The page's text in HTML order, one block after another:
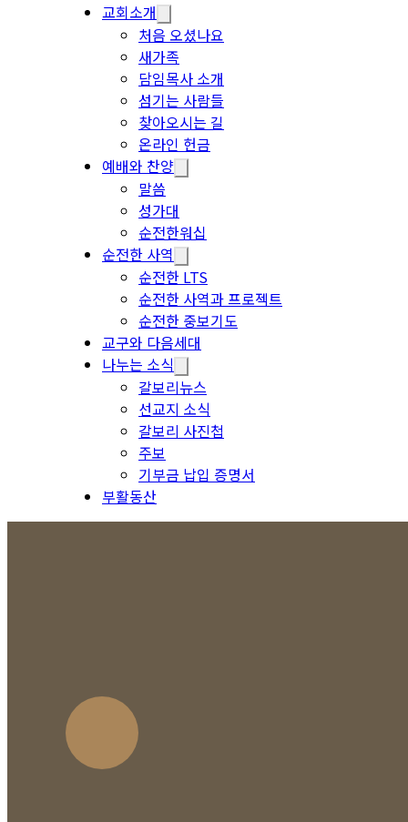
교회소개
처음 오셨나요
새가족
담임목사 소개
섬기는 사람들
찾아오시는 길
온라인 헌금
예배와 찬양
말씀
성가대
순전한워십
순전한 사역
순전한 LTS
순전한 사역과 프로젝트
순전한 중보기도
교구와 다음세대
나누는 소식
갈보리뉴스
선교지 소식
갈보리 사진첩
주보
기부금 납입 증명서
부활동산